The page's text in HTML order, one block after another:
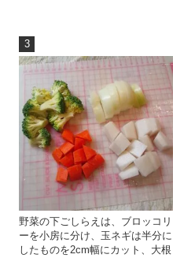
3
野菜の下ごしらえは、ブロッコリ
ーを小房に分け、玉ネギは半分に
したものを2cm幅にカット、大根